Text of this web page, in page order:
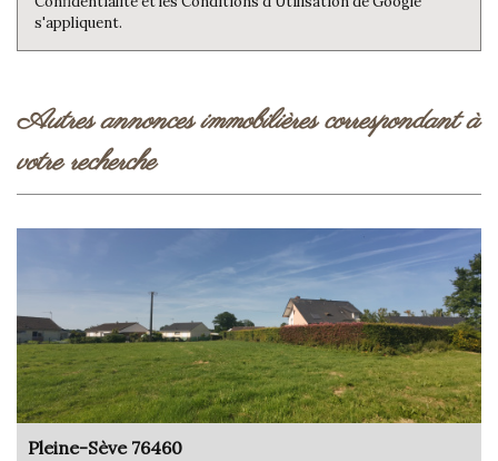
s'appliquent.
autres annonces immobilières correspondant à
votre recherche
Pleine-Sève 76460